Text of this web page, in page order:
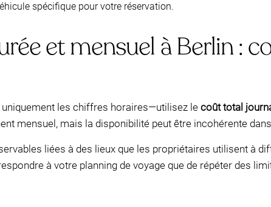
spécifique pour votre réservation.
et mensuel à Berlin :
les chiffres horaires—utilisez le coût total
mensuel, mais la disponibilité peut être incohérente
liées à des lieux que les propriétaires utilisent à
à votre planning de voyage que de répéter des